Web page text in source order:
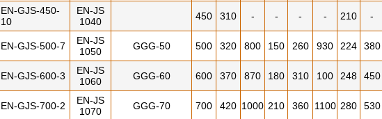
EN-GJS-450-
10
EN-JS
1040
450 310 - - - - 210 -
EN-GJS-500-7
EN-JS
1050
GGG-50 500 320 800 150 260 930 224 380
EN-GJS-600-3
EN-JS
1060
GGG-60 600 370 870 180 310 100 248 450
EN-GJS-700-2
EN-JS
1070
GGG-70 700 420 1000 210 360 1100 280 530